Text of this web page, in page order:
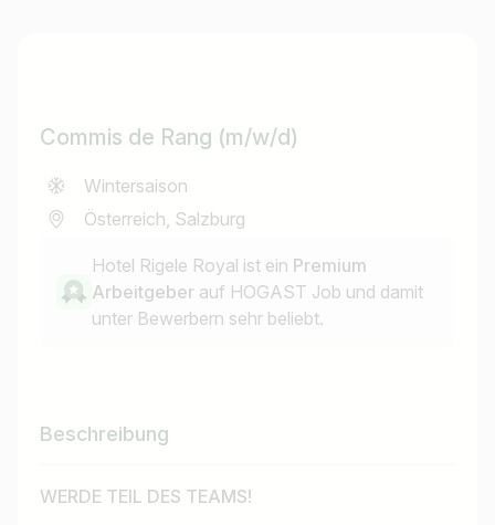
Commis de Rang (m/w/d)
Wintersaison
Österreich, Salzburg
Hotel Rigele Royal ist ein Premium
Arbeitgeber auf HOGAST Job und damit
unter Bewerbern sehr beliebt.
Beschreibung
WERDE TEIL DES TEAMS!